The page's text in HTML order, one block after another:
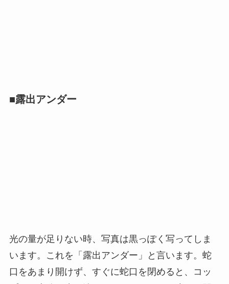
■露出アンダー
光の量が足りない時、写真は黒っぽく写ってしま
います。これを「露出アンダー」と言います。蛇
口をあまり開けず、すぐに蛇口を閉めると、コッ